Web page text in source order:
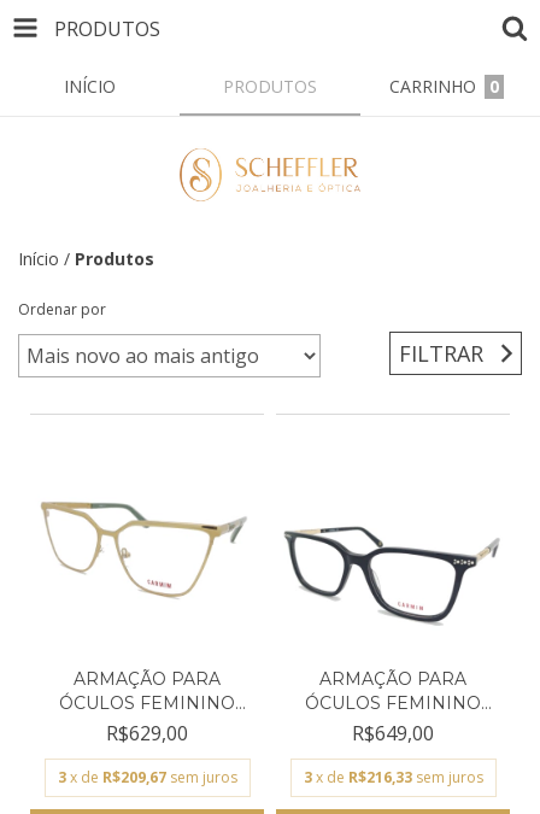
PRODUTOS
INÍCIO PRODUTOS CARRINHO 0
Início / Produtos
Ordenar por
FILTRAR
ARMAÇÃO PARA
ÓCULOS FEMININO
CARMIM DOUR...
R$629,00
3 x de R$209,67 sem juros
ARMAÇÃO PARA
ÓCULOS FEMININO
CARMIM PRET...
R$649,00
3 x de R$216,33 sem juros